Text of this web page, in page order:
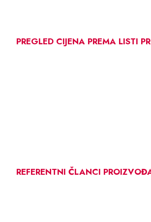
PREGLED CIJENA PREMA LISTI
REFERENTNI ČLANCI